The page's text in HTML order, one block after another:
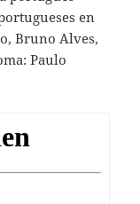
en
Bruno Alves,
Paulo